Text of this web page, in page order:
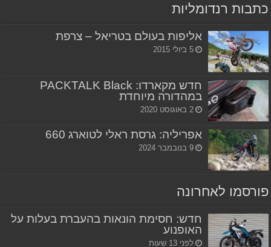
כתבות רנדומליות
אליפות בעולם בטריאל – צרפת
5 ביולי 2015
חדש מקארדו: PACKTALK Black
במהדורה מיוחדת
2 באוגוסט 2020
אפריליה: גרסת ראלי לטוארג 660
9 בנובמבר 2024
פורסמו לאחרונה
חדש: חסימת הונאות בהעברת בעלות על
האופנוע
לפני 13 שעות